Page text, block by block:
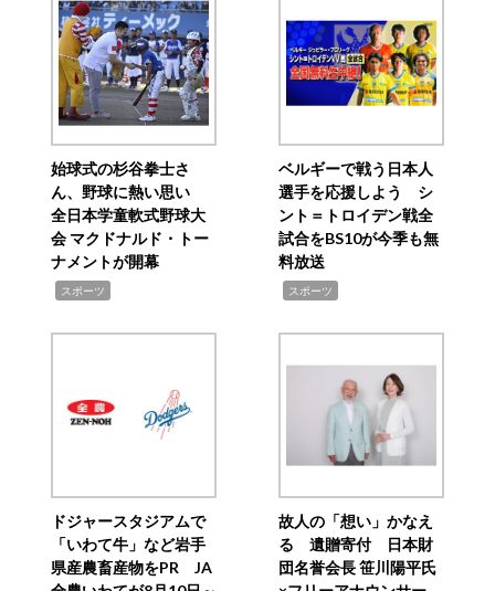
始球式の杉谷拳士さ
ん、野球に熱い思い
全日本学童軟式野球大
会 マクドナルド・トー
ナメントが開幕
スポーツ
ベルギーで戦う日本人
選手を応援しよう シ
ント＝トロイデン戦全
試合をBS10が今季も無
料放送
スポーツ
ドジャースタジアムで
「いわて牛」など岩手
県産農畜産物をPR JA
故人の「想い」かなえ
る 遺贈寄付 日本財
団名誉会長 笹川陽平氏